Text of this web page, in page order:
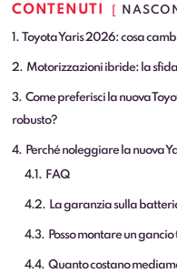
CONTENUTI
Toyota Yaris 2026: cosa
2 Motorizzazioni ibride: la sfida
3
Come preferisci la nuova
robusto?
4 Perché noleggiare la nuova
4.1 FAQ
4.2 La garanzia sulla
4.3 Posso montare un
4.4 Quanto costano